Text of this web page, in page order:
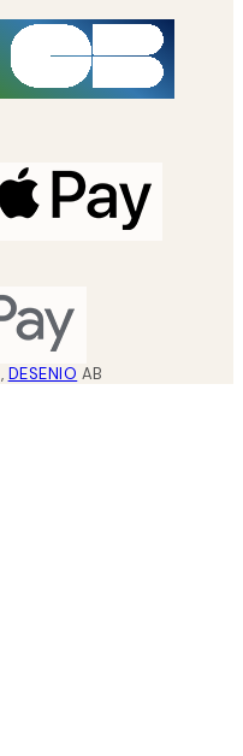
, DESENIO AB